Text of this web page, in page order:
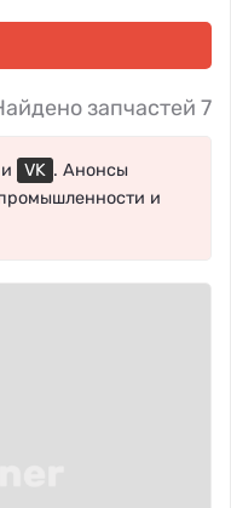
запчастей 7
и VK . Анонсы
и